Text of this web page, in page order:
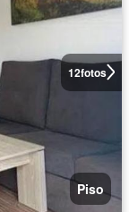
12fotos
Piso